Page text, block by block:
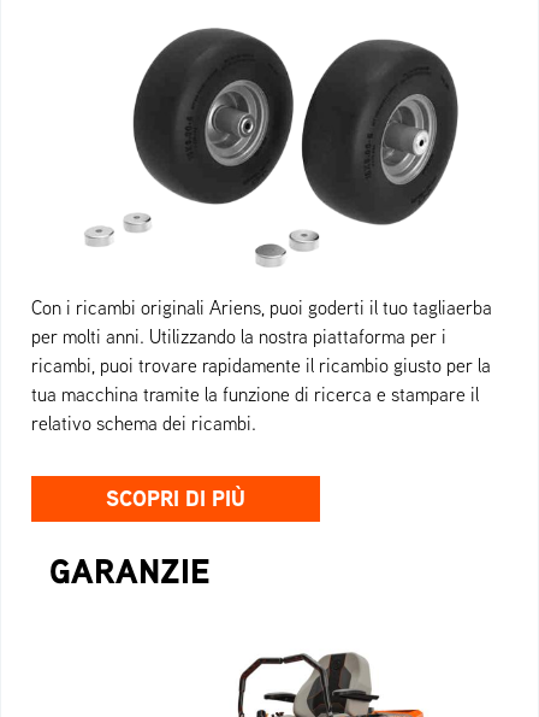
Con i ricambi originali Ariens, puoi goderti il tuo tagliaerba
per molti anni. Utilizzando la nostra piattaforma per i
ricambi, puoi trovare rapidamente il ricambio giusto per la
tua macchina tramite la funzione di ricerca e stampare il
relativo schema dei ricambi.
SCOPRI DI PIÙ
GARANZIE